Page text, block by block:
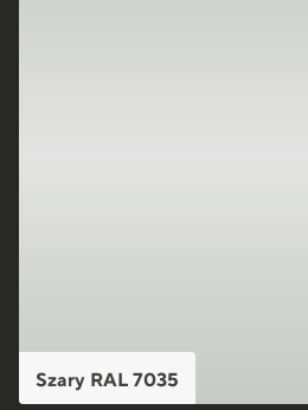
Szary RAL 7035